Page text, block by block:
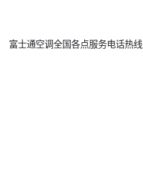
富士通空调全国各点服务电话热线